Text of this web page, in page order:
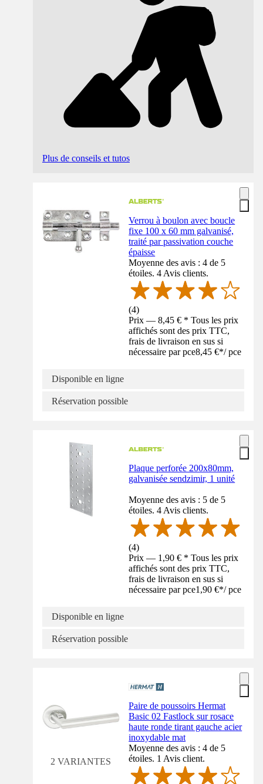
Plus de conseils et tutos
Verrou à boulon avec boucle
fixe 100 x 60 mm galvanisé,
traité par passivation couche
épaisse
Moyenne des avis : 4 de 5
étoiles. 4 Avis clients.
(4)
Prix — 8,45 € * Tous les prix
affichés sont des prix TTC,
frais de livraison en sus si
nécessaire par pce8,45 €*/ pce
Disponible en ligne
Réservation possible
Plaque perforée 200x80mm,
galvanisée sendzimir, 1 unité
Moyenne des avis : 5 de 5
étoiles. 4 Avis clients.
(4)
Prix — 1,90 € * Tous les prix
affichés sont des prix TTC,
frais de livraison en sus si
nécessaire par pce1,90 €*/ pce
Disponible en ligne
Réservation possible
2 VARIANTES
Paire de poussoirs Hermat
Basic 02 Fastlock sur rosace
haute ronde tirant gauche acier
inoxydable mat
Moyenne des avis : 4 de 5
étoiles. 1 Avis client.